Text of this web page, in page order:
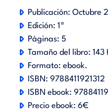
Publicación: Octubre
Edición: 1ª
Páginas: 5
Tamaño del libro: 143
Formato: ebook.
ISBN: 9788411921312
ISBN ebook:
Precio ebook: 6€